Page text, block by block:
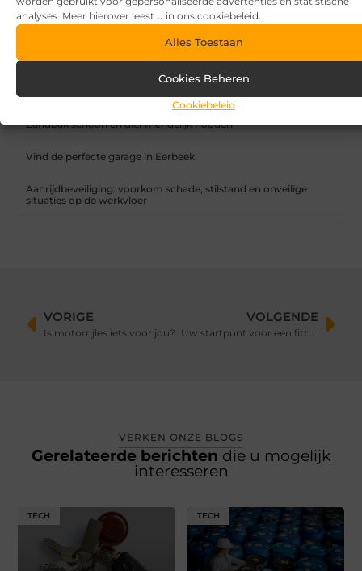
analyses. Meer hierover leest u in ons cookiebeleid.
Alles Toestaan
Cookies Beheren
Cookiebeleid
RECENTE BERICHTEN
7 tips voor het kiezen van een luxe vakantiepark
Waar let je op bij het kiezen van een vakantiepark?
Zandbak schoon en diervriendelijk houden
Vind de perfecte garage in Eerbeek
Aanrijdbeveiliging: voorkom schade, stilstand en onveilige
situaties op de werkvloer
VORIGE
Is motorrijles iets voor jou?
VOLGENDE
Uw startpunt voor een fitte levensstijl: ontdek Fitness24.nl
VERKEN ONZE BLOGS
Gerelateerde berichten die u mogelijk
interesseren
TECH TECH